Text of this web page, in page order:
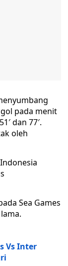
pada menit
dan 77′.
oleh
Sea Games
Vs Inter